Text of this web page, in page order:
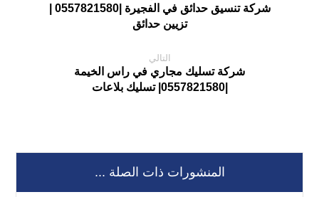
تزيين حدائق
التالي
شركة تسليك مجاري في راس الخيمة
|0557821580| تسليك بلاعات
المنشورات ذات الصلة ...